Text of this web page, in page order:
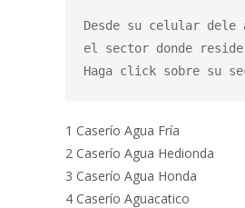
Desde su celular
el sector donde
Haga click sobre su
1 Caserío Agua Fría
2 Caserío Agua Hedionda
3 Caserío Agua Honda
4 Caserío Aguacatico